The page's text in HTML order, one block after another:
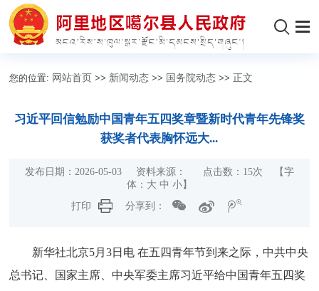
您的位置: 网站首页 >> 新闻动态 >> 国务院动态 >> 正文
习近平回信勉励中国青年五四奖章暨新时代青年先锋奖
获奖者代表胸怀远大...
发布日期：2026-05-03 资料来源： 点击数： 15次 【字
体： 大 中 小】
打印
分享到：
新华社北京5月3日电 在五四青年节到来之际，中共中央
总书记、国家主席、中央军委主席习近平给中国青年五四奖